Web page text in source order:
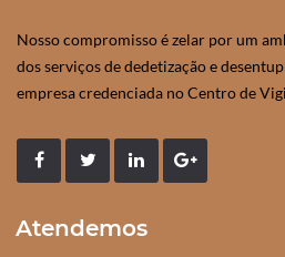
Nosso compromisso é zelar por um
dos serviços de dedetização e
empresa credenciada no Centro de
Atendemos